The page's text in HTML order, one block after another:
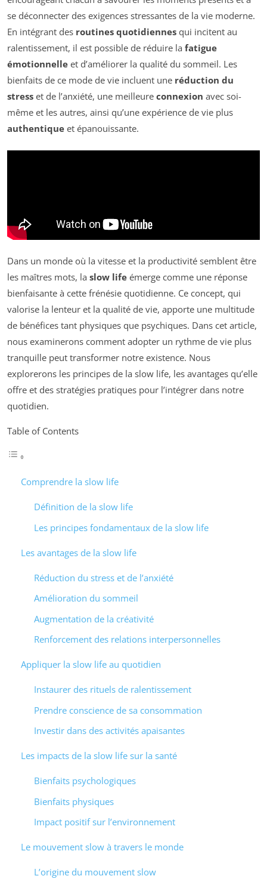
se déconnecter des exigences stressantes de la vie moderne.
En intégrant des routines quotidiennes qui incitent au
ralentissement, il est possible de réduire la fatigue
émotionnelle et d’améliorer la qualité du sommeil. Les
bienfaits de ce mode de vie incluent une réduction du
stress et de l’anxiété, une meilleure connexion avec soi-
même et les autres, ainsi qu’une expérience de vie plus
authentique et épanouissante.
Dans un monde où la vitesse et la productivité semblent être
les maîtres mots, la slow life émerge comme une réponse
bienfaisante à cette frénésie quotidienne. Ce concept, qui
valorise la lenteur et la qualité de vie, apporte une multitude
de bénéfices tant physiques que psychiques. Dans cet article,
nous examinerons comment adopter un rythme de vie plus
tranquille peut transformer notre existence. Nous
explorerons les principes de la slow life, les avantages qu’elle
offre et des stratégies pratiques pour l’intégrer dans notre
quotidien.
Table of Contents
Comprendre la slow life
Définition de la slow life
Les principes fondamentaux de la slow life
Les avantages de la slow life
Réduction du stress et de l’anxiété
Amélioration du sommeil
Augmentation de la créativité
Renforcement des relations interpersonnelles
Appliquer la slow life au quotidien
Instaurer des rituels de ralentissement
Prendre conscience de sa consommation
Investir dans des activités apaisantes
Les impacts de la slow life sur la santé
Bienfaits psychologiques
Bienfaits physiques
Impact positif sur l’environnement
Le mouvement slow à travers le monde
L’origine du mouvement slow